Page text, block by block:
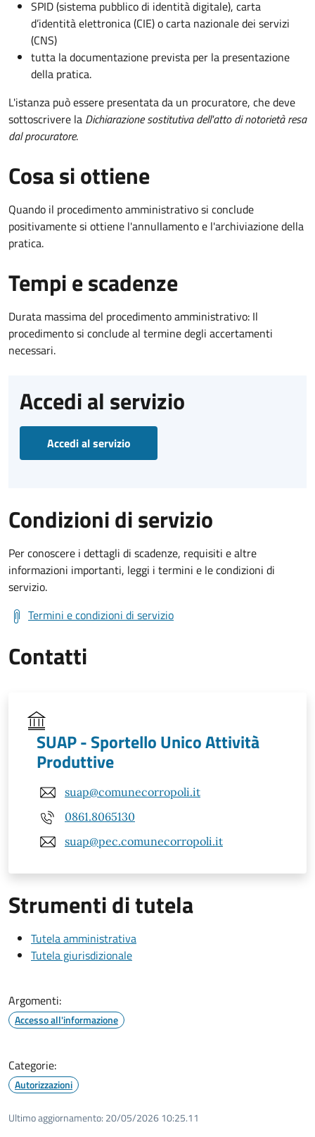
SPID (sistema pubblico di identità digitale), carta
d’identità elettronica (CIE) o carta nazionale dei servizi
(CNS)
tutta la documentazione prevista per la presentazione
della pratica.
L'istanza può essere presentata da un procuratore, che deve
sottoscrivere la Dichiarazione sostitutiva dell'atto di notorietà resa
dal procuratore.
Cosa si ottiene
Quando il procedimento amministrativo si conclude
positivamente si ottiene l'annullamento e l'archiviazione della
pratica.
Tempi e scadenze
Durata massima del procedimento amministrativo: Il
procedimento si conclude al termine degli accertamenti
necessari.
Accedi al servizio
Accedi al servizio
Condizioni di servizio
Per conoscere i dettagli di scadenze, requisiti e altre
informazioni importanti, leggi i termini e le condizioni di
servizio.
Termini e condizioni di servizio
Contatti
SUAP - Sportello Unico Attività
Produttive
suap@comunecorropoli.it
0861.8065130
suap@pec.comunecorropoli.it
Strumenti di tutela
Tutela amministrativa
Tutela giurisdizionale
Argomenti:
Accesso all'informazione
Categorie:
Autorizzazioni
Ultimo aggiornamento: 20/05/2026 10:25.11